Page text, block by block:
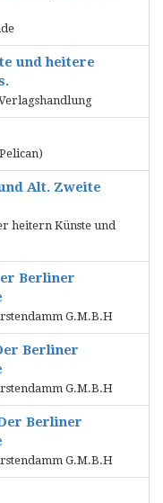
und heitere
Alt. Zweite
heitern Künste und
Berliner
G.M.B.H
Berliner
G.M.B.H
Berliner
G.M.B.H